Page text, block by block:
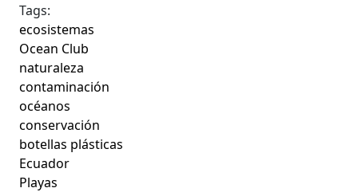
Tags:
ecosistemas
Ocean Club
naturaleza
contaminación
océanos
conservación
botellas plásticas
Ecuador
Playas